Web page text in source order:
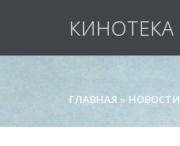
КИНОТЕКА
ГЛАВНАЯ » НОВОСТИ